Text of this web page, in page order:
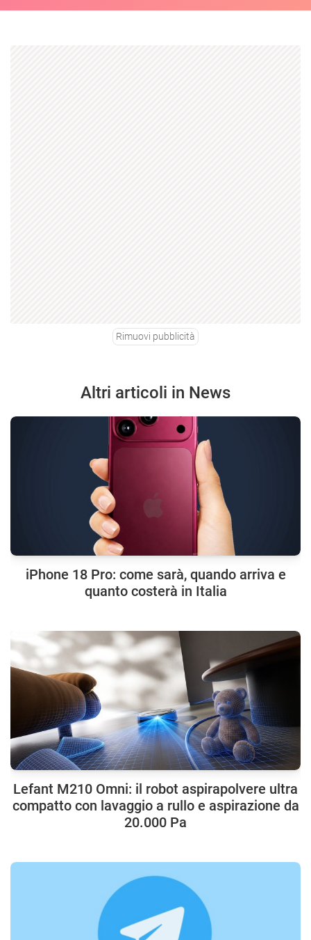
Rimuovi pubblicità
Altri articoli in News
iPhone 18 Pro: come sarà, quando arriva e
quanto costerà in Italia
Lefant M210 Omni: il robot aspirapolvere ultra
compatto con lavaggio a rullo e aspirazione da
20.000 Pa